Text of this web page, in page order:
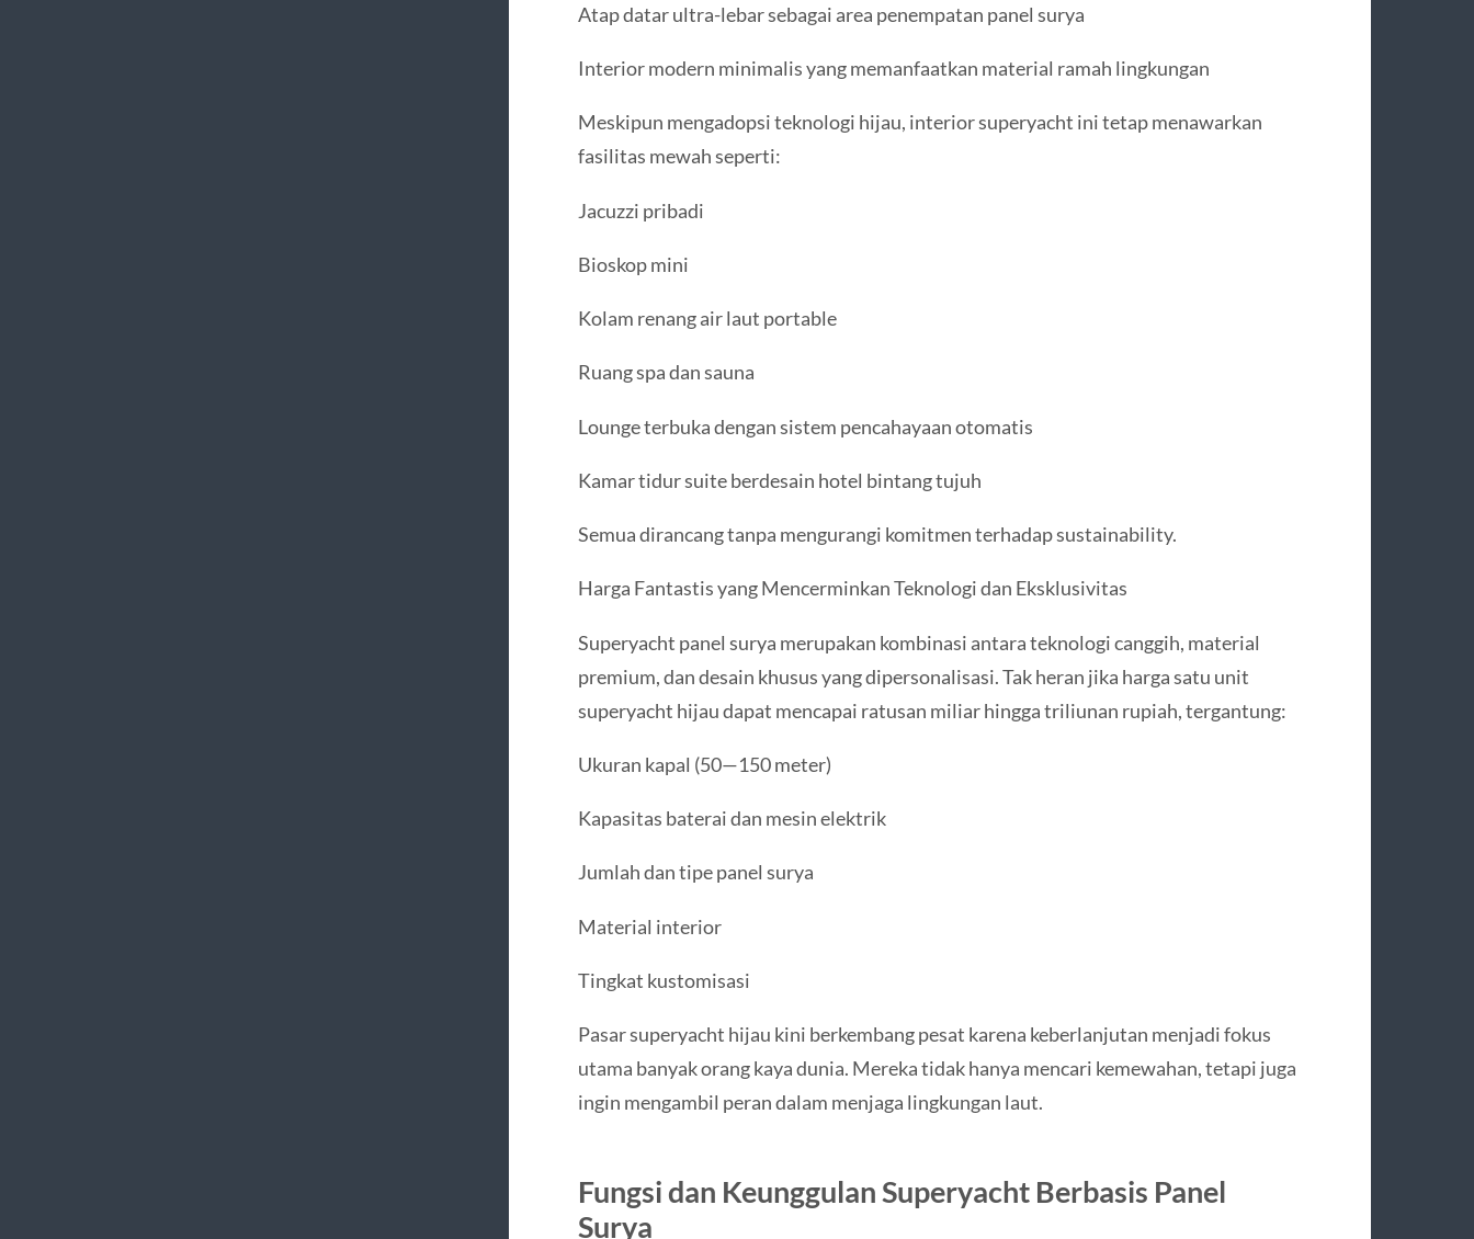
Atap datar ultra-lebar sebagai area penempatan panel surya
Interior modern minimalis yang memanfaatkan material ramah lingkungan
Meskipun mengadopsi teknologi hijau, interior superyacht ini tetap menawarkan
fasilitas mewah seperti:
Jacuzzi pribadi
Bioskop mini
Kolam renang air laut portable
Ruang spa dan sauna
Lounge terbuka dengan sistem pencahayaan otomatis
Kamar tidur suite berdesain hotel bintang tujuh
Semua dirancang tanpa mengurangi komitmen terhadap sustainability.
Harga Fantastis yang Mencerminkan Teknologi dan Eksklusivitas
Superyacht panel surya merupakan kombinasi antara teknologi canggih, material
premium, dan desain khusus yang dipersonalisasi. Tak heran jika harga satu unit
superyacht hijau dapat mencapai ratusan miliar hingga triliunan rupiah, tergantung:
Ukuran kapal (50—150 meter)
Kapasitas baterai dan mesin elektrik
Jumlah dan tipe panel surya
Material interior
Tingkat kustomisasi
Pasar superyacht hijau kini berkembang pesat karena keberlanjutan menjadi fokus
utama banyak orang kaya dunia. Mereka tidak hanya mencari kemewahan, tetapi juga
ingin mengambil peran dalam menjaga lingkungan laut.
Fungsi dan Keunggulan Superyacht Berbasis Panel
Surya